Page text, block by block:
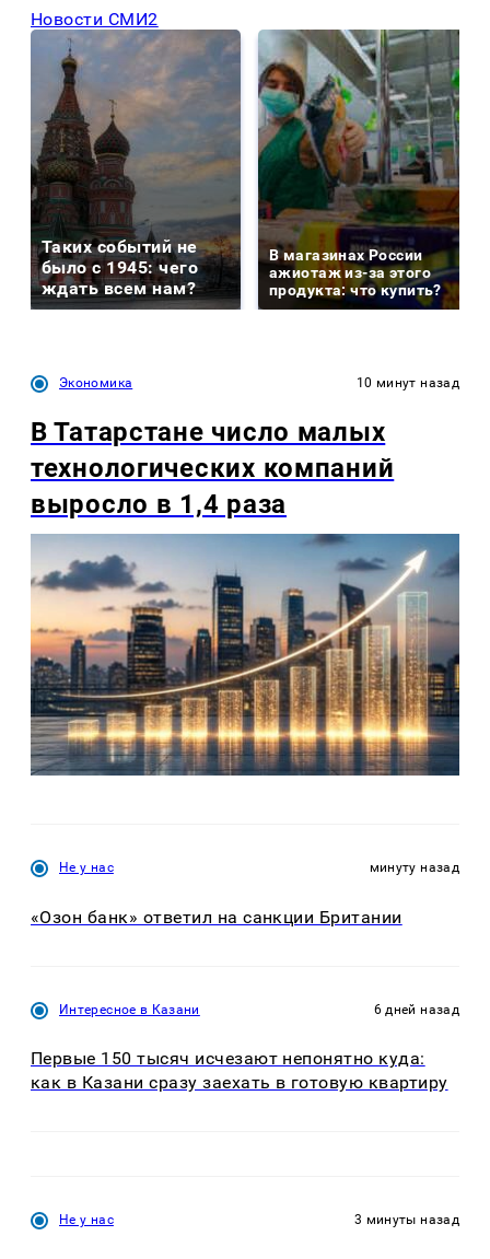
Новости СМИ2
Таких событий не
было с 1945: чего
ждать всем нам?
В магазинах России
ажиотаж из-за этого
продукта: что купить?
Экономика 10 минут назад
В Татарстане число малых
технологических компаний
выросло в 1,4 раза
Не у нас минуту назад
«Озон банк» ответил на санкции Британии
Интересное в Казани 6 дней назад
Первые 150 тысяч исчезают непонятно куда:
как в Казани сразу заехать в готовую квартиру
Не у нас 3 минуты назад